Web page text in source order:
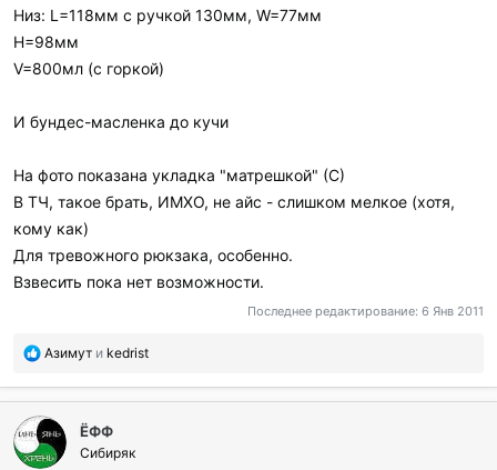
Низ: L=118мм c ручкой 130мм, W=77мм
H=98мм
V=800мл (с горкой)
И бундес-масленка до кучи
На фото показана укладка "матрешкой" (С)
В ТЧ, такое брать, ИМХО, не айс - слишком мелкое (хотя,
кому как)
Для тревожного рюкзака, особенно.
Взвесить пока нет возможности.
Последнее редактирование: 6 Янв 2011
П
б
а
г
Азимут и kedrist
ЁФФ
Сибиряк